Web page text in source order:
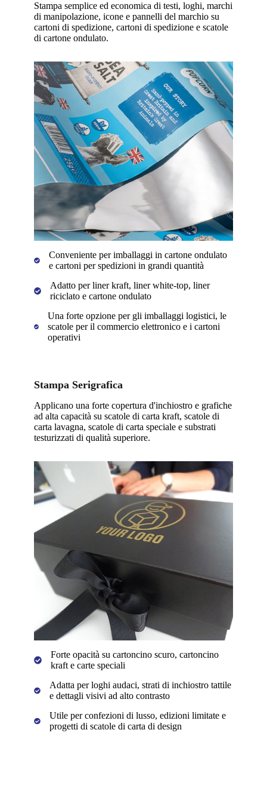
Stampa semplice ed economica di testi, loghi, marchi
di manipolazione, icone e pannelli del marchio su
cartoni di spedizione, cartoni di spedizione e scatole
di cartone ondulato.
Conveniente per imballaggi in cartone ondulato
e cartoni per spedizioni in grandi quantità
Adatto per liner kraft, liner white-top, liner
riciclato e cartone ondulato
Una forte opzione per gli imballaggi logistici, le
scatole per il commercio elettronico e i cartoni
operativi
Stampa Serigrafica
Applicano una forte copertura d'inchiostro e grafiche
ad alta capacità su scatole di carta kraft, scatole di
carta lavagna, scatole di carta speciale e substrati
testurizzati di qualità superiore.
Forte opacità su cartoncino scuro, cartoncino
kraft e carte speciali
Adatta per loghi audaci, strati di inchiostro tattile
e dettagli visivi ad alto contrasto
Utile per confezioni di lusso, edizioni limitate e
progetti di scatole di carta di design